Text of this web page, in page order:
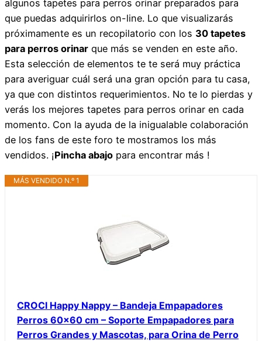
algunos tapetes para perros orinar preparados para
que puedas adquirirlos on-line. Lo que visualizarás
próximamente es un recopilatorio con los 30 tapetes
para perros orinar que más se venden en este año.
Esta selección de elementos te te será muy práctica
para averiguar cuál será una gran opción para tu casa,
ya que con distintos requerimientos. No te lo pierdas y
verás los mejores tapetes para perros orinar en cada
momento. Con la ayuda de la inigualable colaboración
de los fans de este foro te mostramos los más
vendidos. ¡Pincha abajo para encontrar más !
MÁS VENDIDO N.º 1
CROCI Happy Nappy – Bandeja Empapadores
Perros 60×60 cm – Soporte Empapadores para
Perros Grandes y Mascotas, para Orina de Perro